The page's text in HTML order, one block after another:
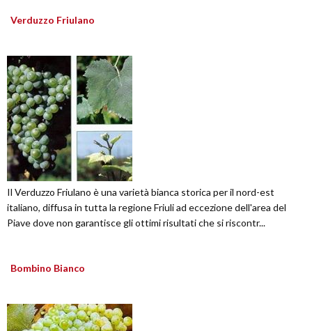
Verduzzo Friulano
Il Verduzzo Friulano è una varietà bianca storica per il nord-est
italiano, diffusa in tutta la regione Friuli ad eccezione dell'area del
Piave dove non garantisce gli ottimi risultati che si riscontr...
Bombino Bianco